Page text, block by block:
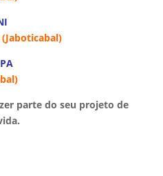
parte do seu projeto de